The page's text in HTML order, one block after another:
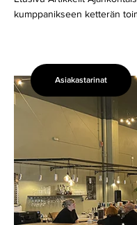
kumppanikseen ketterän
Vauhtia
vientiin
kasvuun
avulla:
ETKO
ja
Factory
Asiakastarinat